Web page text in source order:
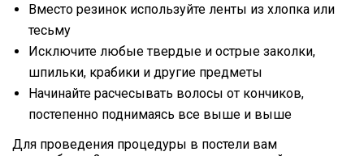
Вместо резинок используйте ленты из хлопка или
тесьму
Исключите любые твердые и острые заколки,
шпильки, крабики и другие предметы
Начинайте расчесывать волосы от кончиков,
постепенно поднимаясь все выше и выше
Для проведения процедуры в постели вам